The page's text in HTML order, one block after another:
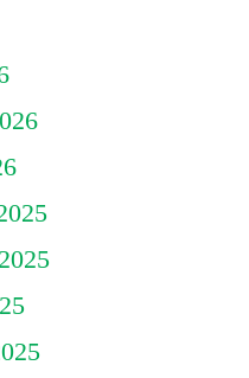
–
de
atividades”